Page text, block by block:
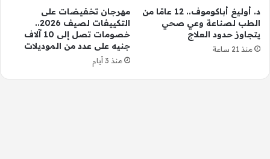
د. أوليغ أباكوموف.. 12 عامًا من
الطب لصناعة وعي صحي
يتجاوز حدود العلاج
منذ 21 ساعة
مهرجان تخفيضات على
التكييفات لصيف 2026..
خصومات تصل إلى 10 آلاف
جنيه على عدد من الموديلات
منذ 3 أيام